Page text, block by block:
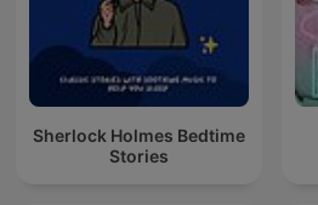
Sherlock Holmes Bedtime
Stories